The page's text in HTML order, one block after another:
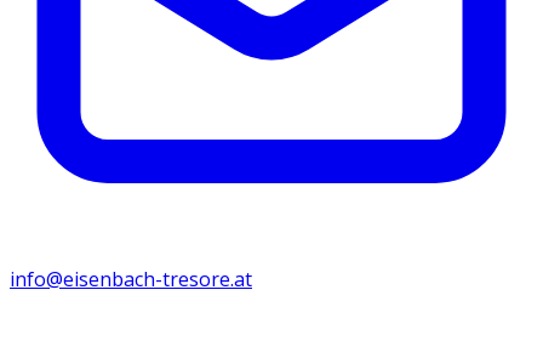
info@eisenbach-tresore.at